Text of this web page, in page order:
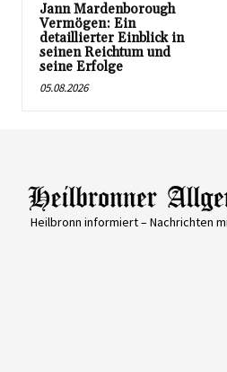
Jann Mardenborough
Vermögen: Ein
detaillierter Einblick in
seinen Reichtum und
seine Erfolge
05.08.2026
Heilbronn informiert – Nachrichten